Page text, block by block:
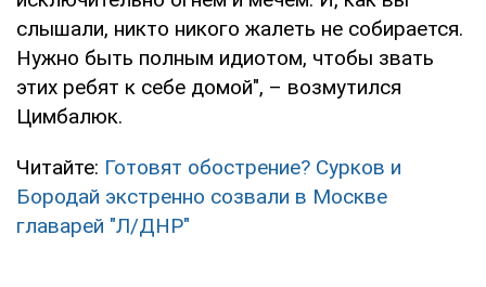
слышали, никто никого жалеть не собирается.
Нужно быть полным идиотом, чтобы звать
этих ребят к себе домой", – возмутился
Цимбалюк.
Читайте: Готовят обострение? Сурков и
Бородай экстренно созвали в Москве
главарей "Л/ДНР"